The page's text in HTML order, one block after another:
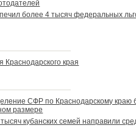
более 4 тысяч федеральных
Краснодарского края
СФР по Краснодарскому краю
размере
кубанских семей направили